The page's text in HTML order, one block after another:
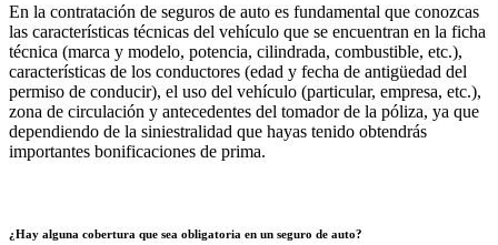
En la contratación de seguros de auto es fundamental que conozcas
las características técnicas del vehículo que se encuentran en la ficha
técnica (marca y modelo, potencia, cilindrada, combustible, etc.),
características de los conductores (edad y fecha de antigüedad del
permiso de conducir), el uso del vehículo (particular, empresa, etc.),
zona de circulación y antecedentes del tomador de la póliza, ya que
dependiendo de la siniestralidad que hayas tenido obtendrás
importantes bonificaciones de prima.
¿Hay alguna cobertura que sea obligatoria en un seguro de auto?